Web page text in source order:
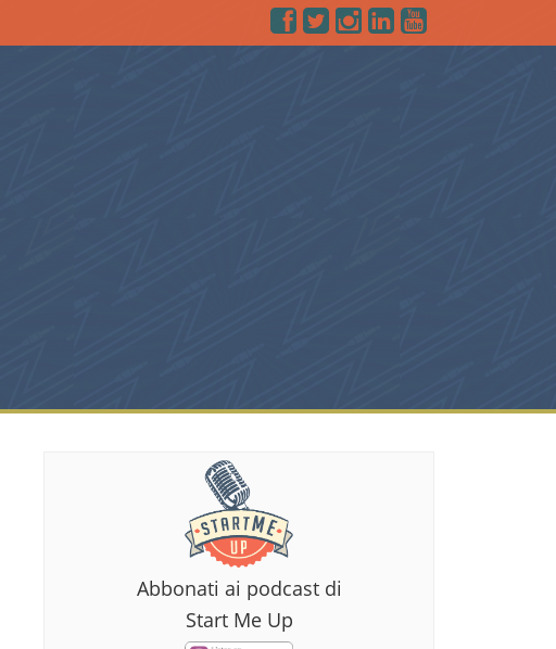
Abbonati ai podcast di
Start Me Up